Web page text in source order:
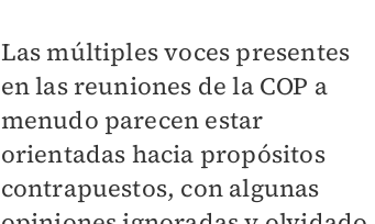
Las múltiples voces presentes
en las reuniones de la COP a
menudo parecen estar
orientadas hacia propósitos
contrapuestos, con algunas